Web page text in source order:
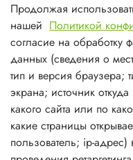
О магазине
Продолжая
нашей Политикой
согласие на обработку
данных (сведения о
тип и версия браузера;
экрана; источник
какого сайта или по
какие страницы
пользователь; ip-